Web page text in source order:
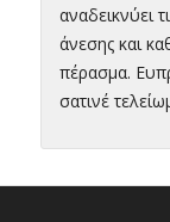
αναδεικνύει
άνεσης και
πέρασμα.
σατινέ